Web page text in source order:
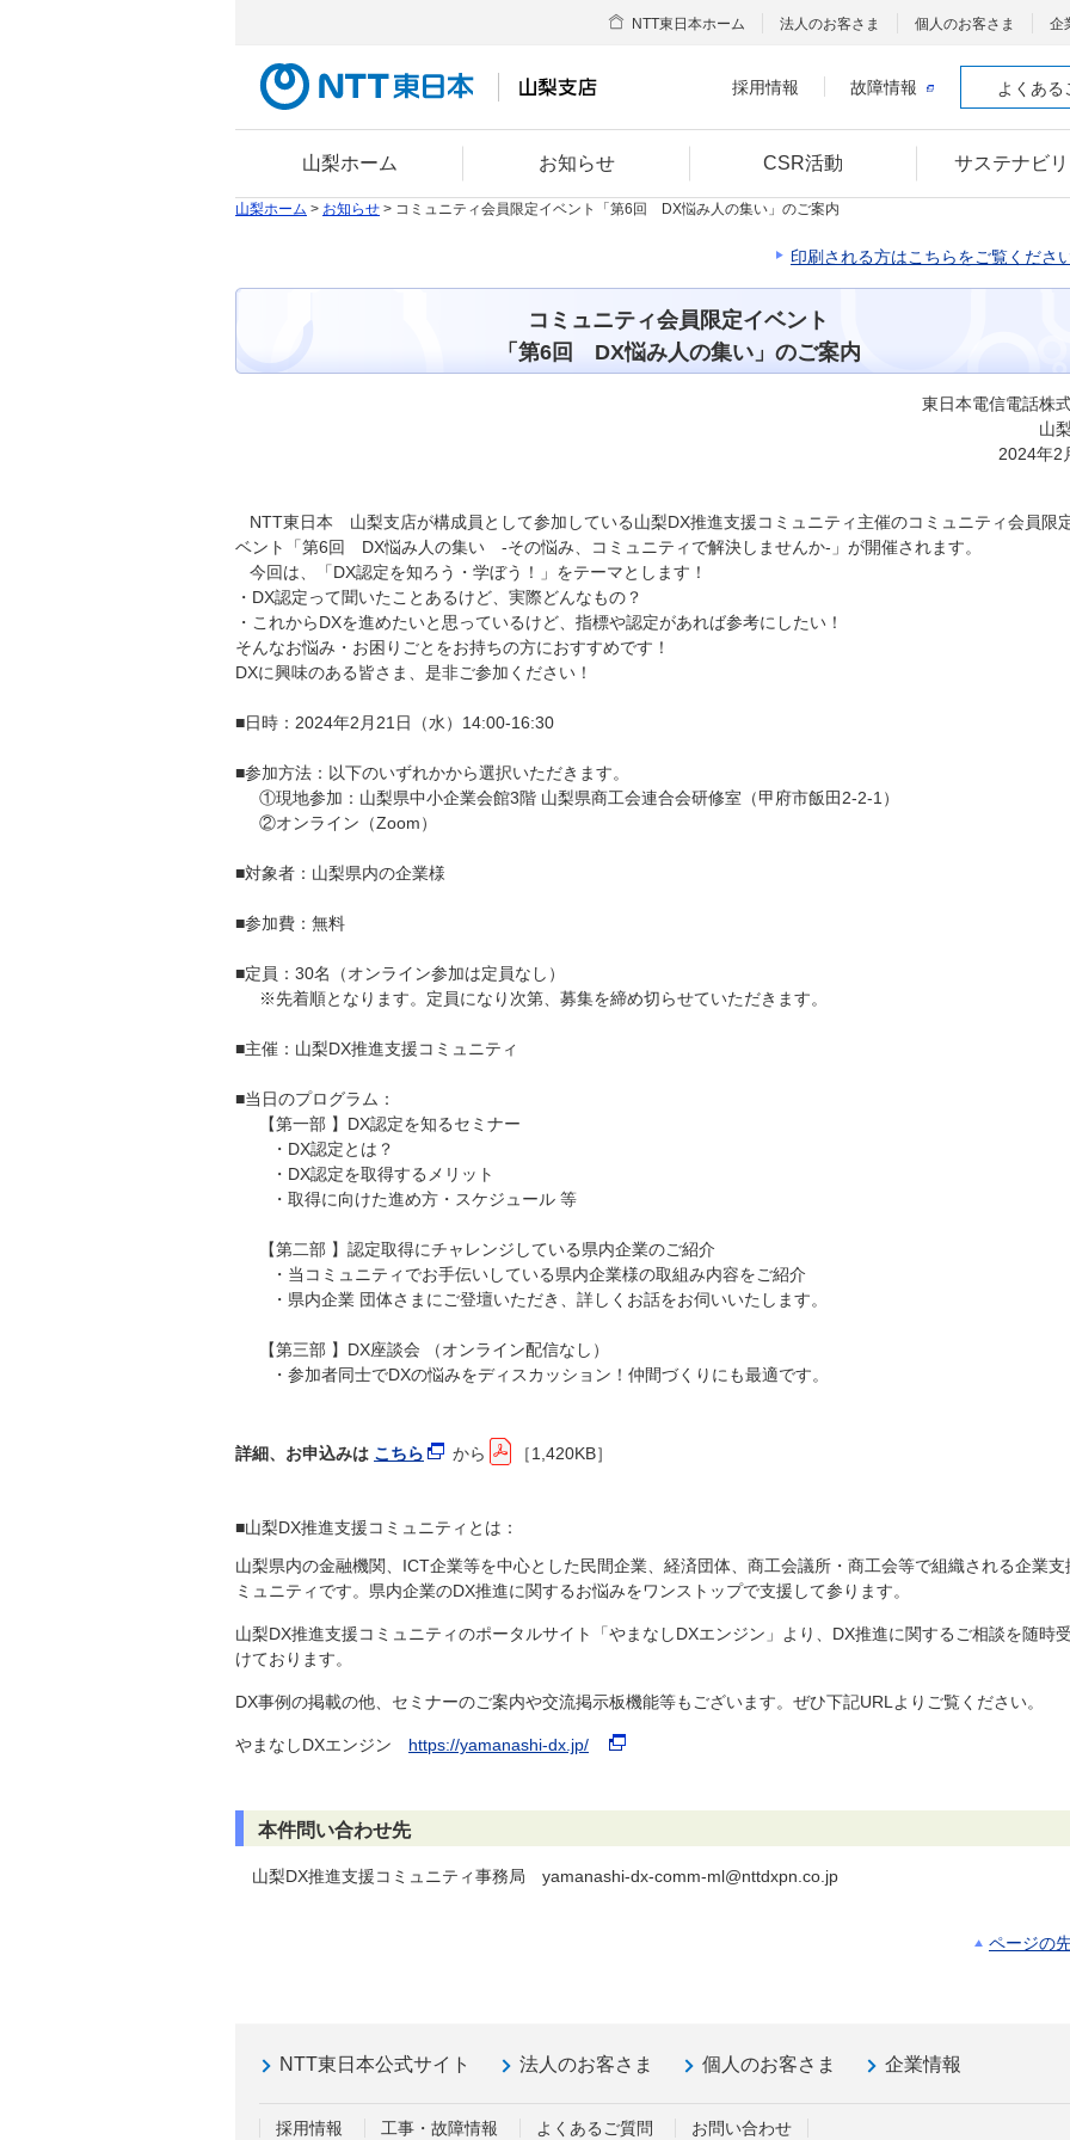
山梨ホーム お知らせ CSR活動 サステナビ
NTT東日本ホーム 法人のお客さま 個人のお客さま 企
採用情報 故障情報 よくある
山梨ホーム > お知らせ > コミュニティ会員限定イベント「第6回 DX悩み人の集い」のご案内
印刷される方はこちらをご覧くださ
コミュニティ会員限定イベント
「第6回 DX悩み人の集い」のご案内
東日本電信電話株
山
2024年2
NTT東日本 山梨支店が構成員として参加している山梨DX推進支援コミュニティ主催のコミュニティ会員限
ベント「第6回 DX悩み人の集い -その悩み、コミュニティで解決しませんか-」が開催されます。
今回は、「DX認定を知ろう・学ぼう！」をテーマとします！
・DX認定って聞いたことあるけど、実際どんなもの？
・これからDXを進めたいと思っているけど、指標や認定があれば参考にしたい！
そんなお悩み・お困りごとをお持ちの方におすすめです！
DXに興味のある皆さま、是非ご参加ください！
■日時：2024年2月21日（水）14:00-16:30
■参加方法：以下のいずれかから選択いただきます。
①現地参加：山梨県中小企業会館3階 山梨県商工会連合会研修室（甲府市飯田2-2-1）
②オンライン（Zoom）
■対象者：山梨県内の企業様
■参加費：無料
■定員：30名（オンライン参加は定員なし）
※先着順となります。定員になり次第、募集を締め切らせていただきます。
■主催：山梨DX推進支援コミュニティ
■当日のプログラム：
【第一部 】DX認定を知るセミナー
・DX認定とは？
・DX認定を取得するメリット
・取得に向けた進め方・スケジュール 等
【第二部 】認定取得にチャレンジしている県内企業のご紹介
・当コミュニティでお手伝いしている県内企業様の取組み内容をご紹介
・県内企業 団体さまにご登壇いただき、詳しくお話をお伺いいたします。
【第三部 】DX座談会 （オンライン配信なし）
・参加者同士でDXの悩みをディスカッション！仲間づくりにも最適です。
詳細、お申込みは こちら から ［1,420KB］
■山梨DX推進支援コミュニティとは：
山梨県内の金融機関、ICT企業等を中心とした民間企業、経済団体、商工会議所・商工会等で組織される企業支
ミュニティです。県内企業のDX推進に関するお悩みをワンストップで支援して参ります。
山梨DX推進支援コミュニティのポータルサイト「やまなしDXエンジン」より、DX推進に関するご相談を随時
けております。
DX事例の掲載の他、セミナーのご案内や交流掲示板機能等もございます。ぜひ下記URLよりご覧ください。
やまなしDXエンジン https://yamanashi-dx.jp/
本件問い合わせ先
山梨DX推進支援コミュニティ事務局 yamanashi-dx-comm-ml@nttdxpn.co.jp
ページの
NTT東日本公式サイト 法人のお客さま 個人のお客さま 企業情報
採用情報 工事・故障情報 よくあるご質問 お問い合わせ